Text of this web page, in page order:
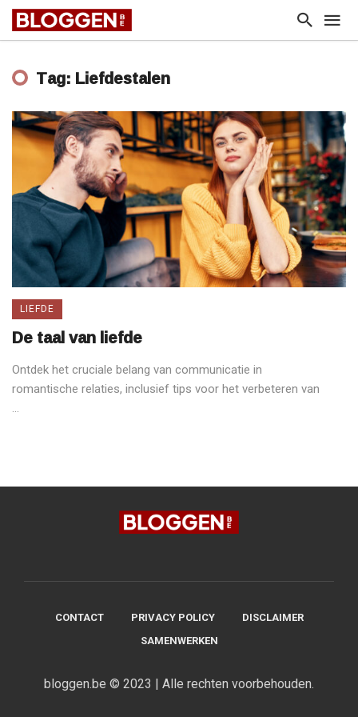
Tag: Liefdestalen
LIEFDE
De taal van liefde
Ontdek het cruciale belang van communicatie in
romantische relaties, inclusief tips voor het verbeteren van
...
CONTACT PRIVACY POLICY
DISCLAIMER
SAMENWERKEN
bloggen.be © 2023 | Alle rechten voorbehouden.